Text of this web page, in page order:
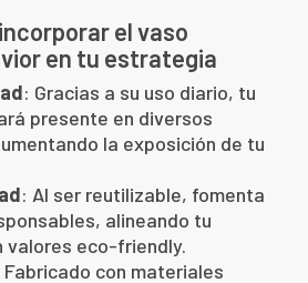
el vaso
en tu estrategia
: Gracias a su uso diario, tu
presente en diversos
la exposición de tu
: Al ser reutilizable, fomenta
alineando tu
valores eco-friendly.
Fabricado con materiales